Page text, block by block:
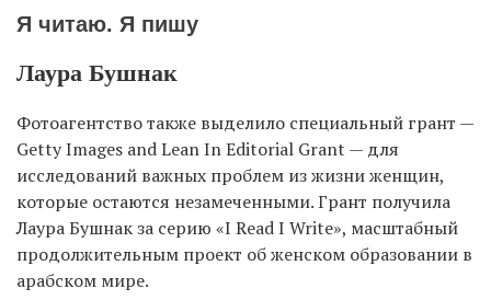
Я читаю. Я пишу
Лаура Бушнак
Фотоагентство также выделило специальный грант —
Getty Images and Lean In Editorial Grant — для
исследований важных проблем из жизни женщин,
которые остаются незамеченными. Грант получила
Лаура Бушнак за серию «I Read I Write», масштабный
продолжительным проект об женском образовании в
арабском мире.